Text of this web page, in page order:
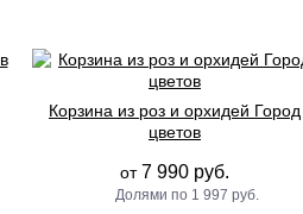
Корзина из роз и орхидей Город
цветов
от7 990 руб.
1 997 руб.